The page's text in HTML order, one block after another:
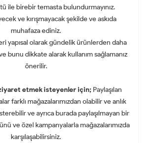
ile birebir temasta bulundurmayınız.
ve kırışmayacak şekilde ve askıda
muhafaza ediniz.
yapısal olarak gündelik ürünlerden daha
bunu dikkate alarak kullanım sağlamanız
önerilir.
ziyaret etmek isteyenler için; Paylaşılan
farklı mağazalarımızdan olabilir ve anlık
ve ayrıca burada paylaşılmayan bir
ve özel kampanyalarla mağazalarımızda
karşılaşabilirsiniz.